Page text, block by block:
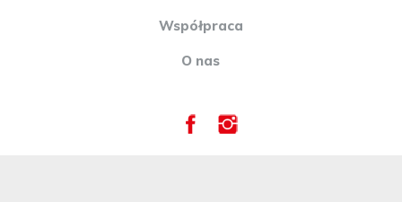
Współpraca
O nas